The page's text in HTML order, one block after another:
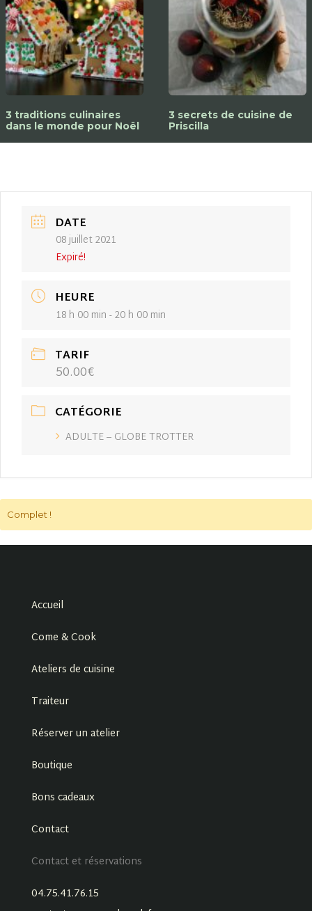
3 traditions culinaires
dans le monde pour Noël
3 secrets de cuisine de
Priscilla
DATE
08 juillet 2021
Expiré!
HEURE
18 h 00 min - 20 h 00 min
TARIF
50.00€
CATÉGORIE
ADULTE – GLOBE TROTTER
Complet !
Accueil
Come & Cook
Ateliers de cuisine
Traiteur
Réserver un atelier
Boutique
Bons cadeaux
Contact
Contact et réservations
04.75.41.76.15